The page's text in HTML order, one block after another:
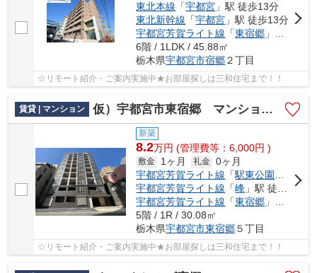
東北本線 「宇都宮 」駅 徒歩13分
東北新幹線 「宇都宮 」駅 徒歩13分
宇都宮芳賀ライト線 「東宿郷 」駅 徒歩9分
6階 / 1LDK / 45.88㎡
栃木県宇都宮市宿郷２丁目
☆リモート紹介・ご案内実施中★お部屋探しは三和住宅まで！！
賃貸 | マンション 仮）宇都宮市東宿郷 マンション新築工事
新築
8.2万円 (管理費等：6,000円 )
敷金 1ヶ月 礼金 0ヶ月
宇都宮芳賀ライト線 「駅東公園前
」駅
宇都宮芳賀ライト線 「峰 」駅 徒歩7分
宇都宮芳賀ライト線 「東宿郷 」駅 徒歩8分
5階 / 1R / 30.08㎡
栃木県宇都宮市東宿郷５丁目
☆リモート紹介・ご案内実施中★お部屋探しは三和住宅まで！！